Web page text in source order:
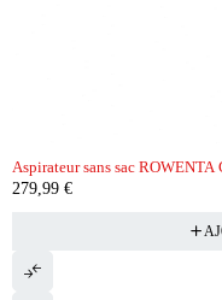
Aspirateur sans sac
279,99 €